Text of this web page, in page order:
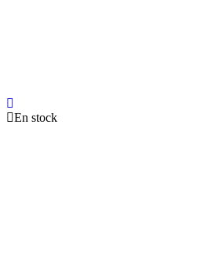
En stock